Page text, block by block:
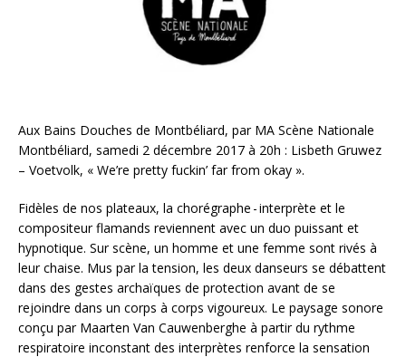
Aux Bains Douches de Montbéliard, par MA Scène Nationale
Montbéliard, samedi 2 décembre 2017 à 20h : Lisbeth Gruwez
– Voetvolk, « We’re pretty fuckin’ far from okay ».
Fidèles de nos plateaux, la chorégraphe - interprète et le
compositeur flamands reviennent avec un duo puissant et
hypnotique. Sur scène, un homme et une femme sont rivés à
leur chaise. Mus par la tension, les deux danseurs se débattent
dans des gestes archaïques de protection avant de se
rejoindre dans un corps à corps vigoureux. Le paysage sonore
conçu par Maarten Van Cauwenberghe à partir du rythme
respiratoire inconstant des interprètes renforce la sensation